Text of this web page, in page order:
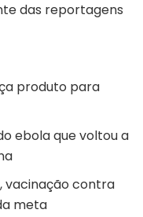
das reportagens
produto para
ebola que voltou a
vacinação contra
meta